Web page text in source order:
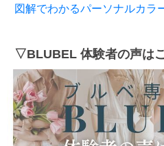
図解でわかるパーソナルカラ
▽BLUBEL 体験者の声は